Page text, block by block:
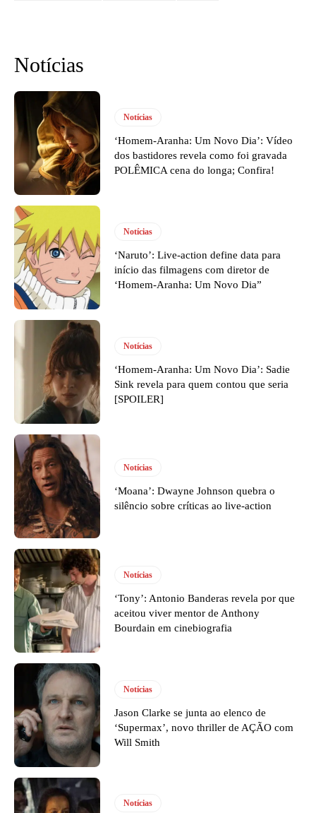
Notícias
Notícias
‘Homem-Aranha: Um Novo Dia’: Vídeo
dos bastidores revela como foi gravada
POLÊMICA cena do longa; Confira!
Notícias
‘Naruto’: Live-action define data para
início das filmagens com diretor de
‘Homem-Aranha: Um Novo Dia”
Notícias
‘Homem-Aranha: Um Novo Dia’: Sadie
Sink revela para quem contou que seria
[SPOILER]
Notícias
‘Moana’: Dwayne Johnson quebra o
silêncio sobre críticas ao live-action
Notícias
‘Tony’: Antonio Banderas revela por que
aceitou viver mentor de Anthony
Bourdain em cinebiografia
Notícias
Jason Clarke se junta ao elenco de
‘Supermax’, novo thriller de AÇÃO com
Will Smith
Notícias